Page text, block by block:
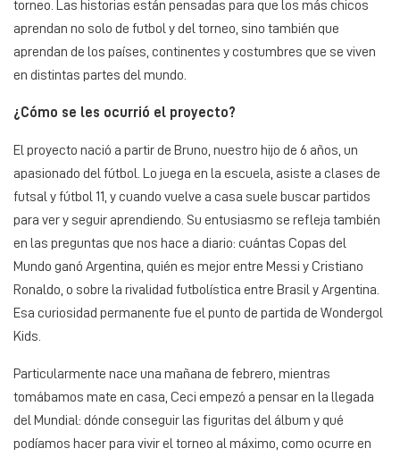
torneo. Las historias están pensadas para que los más chicos
aprendan no solo de futbol y del torneo, sino también que
aprendan de los países, continentes y costumbres que se viven
en distintas partes del mundo.
¿Cómo se les ocurrió el proyecto?
El proyecto nació a partir de Bruno, nuestro hijo de 6 años, un
apasionado del fútbol. Lo juega en la escuela, asiste a clases de
futsal y fútbol 11, y cuando vuelve a casa suele buscar partidos
para ver y seguir aprendiendo. Su entusiasmo se refleja también
en las preguntas que nos hace a diario: cuántas Copas del
Mundo ganó Argentina, quién es mejor entre Messi y Cristiano
Ronaldo, o sobre la rivalidad futbolística entre Brasil y Argentina.
Esa curiosidad permanente fue el punto de partida de Wondergol
Kids.
Particularmente nace una mañana de febrero, mientras
tomábamos mate en casa, Ceci empezó a pensar en la llegada
del Mundial: dónde conseguir las figuritas del álbum y qué
podíamos hacer para vivir el torneo al máximo, como ocurre en